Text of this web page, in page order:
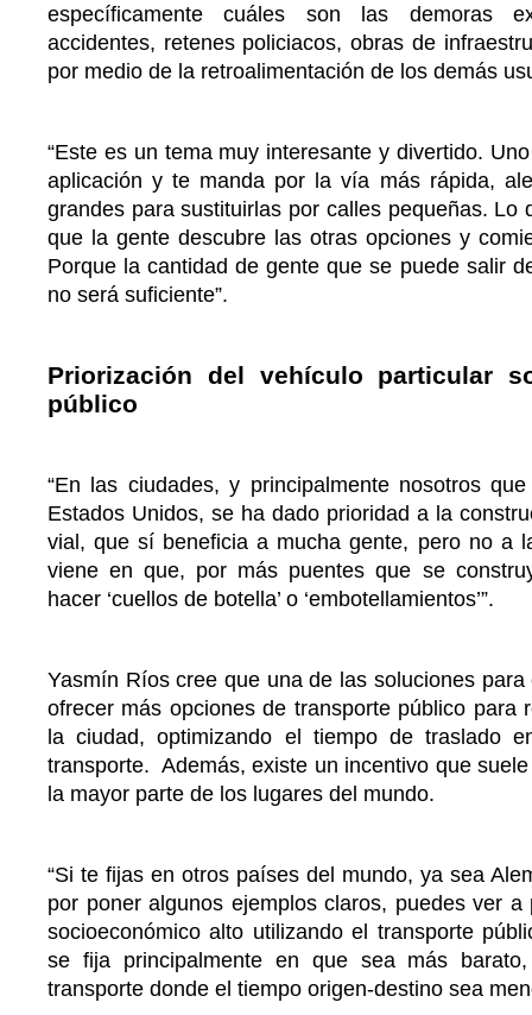
específicamente cuáles son las demoras
accidentes, retenes policiacos, obras de
por medio de la retroalimentación de los demás
“Este es un tema muy interesante y divertido.
aplicación y te manda por la vía más rápida,
grandes para sustituirlas por calles pequeñas. Lo
que la gente descubre las otras opciones y
Porque la cantidad de gente que se puede salir
no será suficiente”.
Priorización del vehículo particular
público
“En las ciudades, y principalmente nosotros
Estados Unidos, se ha dado prioridad a la
vial, que sí beneficia a mucha gente, pero no a
viene en que, por más puentes que se
hacer ‘cuellos de botella’ o ‘embotellamientos’”.
Yasmín Ríos cree que una de las soluciones
ofrecer más opciones de transporte público para
la ciudad, optimizando el tiempo de traslado
transporte. Además, existe un incentivo que
la mayor parte de los lugares del mundo.
“Si te fijas en otros países del mundo, ya sea
por poner algunos ejemplos claros, puedes ver
socioeconómico alto utilizando el transporte
se fija principalmente en que sea más
transporte donde el tiempo origen-destino sea